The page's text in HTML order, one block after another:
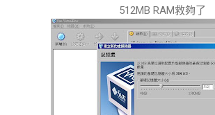
512MB RAM救夠了